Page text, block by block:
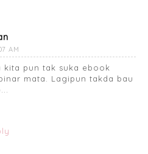
AM
kita pun tak suka ebook
mata. Lagipun takda bau